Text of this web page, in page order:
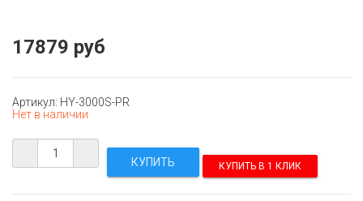
17879 руб
Артикул: HY-3000S-PR
Нет в наличии
КУПИТЬ В 1 КЛИК